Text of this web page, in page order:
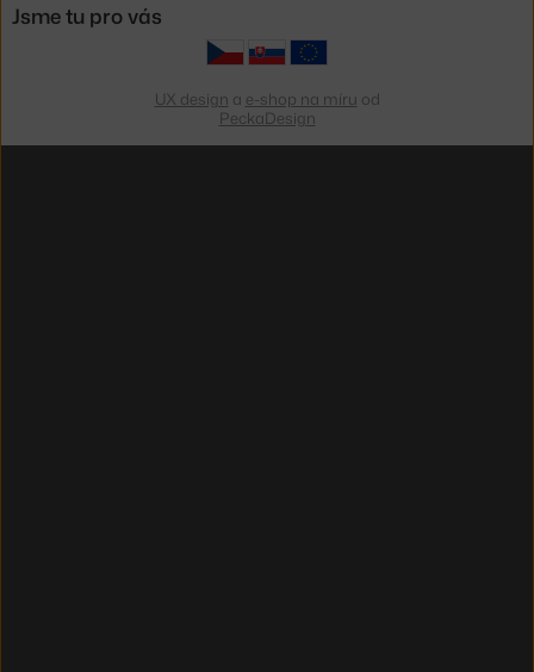
Jsme tu pro vás
UX design a e-shop na míru od
PeckaDesign